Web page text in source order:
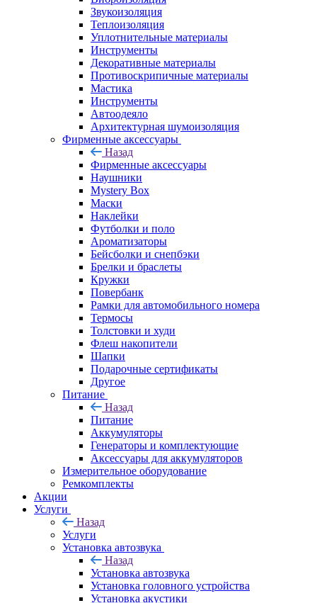
Звукоизоляция
Теплоизоляция
Уплотнительные материалы
Инструменты
Декоративные материалы
Противоскрипичные материалы
Мастика
Инструменты
Автоодеяло
Архитектурная шумоизоляция
Фирменные аксессуары
Назад
Фирменные аксессуары
Наушники
Mystery Box
Маски
Наклейки
Футболки и поло
Ароматизаторы
Бейсболки и снепбэки
Брелки и браслеты
Кружки
Повербанк
Рамки для автомобильного номера
Термосы
Толстовки и худи
Флеш накопители
Шапки
Подарочные сертификаты
Другое
Питание
Назад
Питание
Аккумуляторы
Генераторы и комплектующие
Аксессуары для аккумуляторов
Измерительное оборудование
Ремкомплекты
Акции
Услуги
Назад
Услуги
Установка автозвука
Назад
Установка автозвука
Установка головного устройства
Установка акустики